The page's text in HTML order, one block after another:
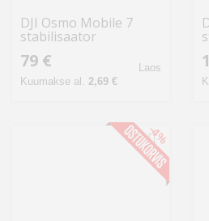
DJI Osmo Mobile 7
stabilisaator
79 €
Kuumakse al. 2,69 €
Laos
-4%
Auto